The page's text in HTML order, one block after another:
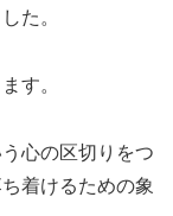
た。
す。
心の区切りをつ
着けるための象